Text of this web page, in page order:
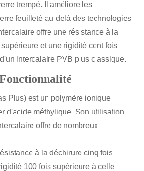
trempé. Il améliore les
feuilleté au-delà des technologies
offre une résistance à la
et une rigidité cent fois
intercalaire PVB plus classique.
Fonctionnalité
Plus) est un polymère ionique
d'acide méthylique. Son utilisation
offre de nombreux
à la déchirure cinq fois
100 fois supérieure à celle